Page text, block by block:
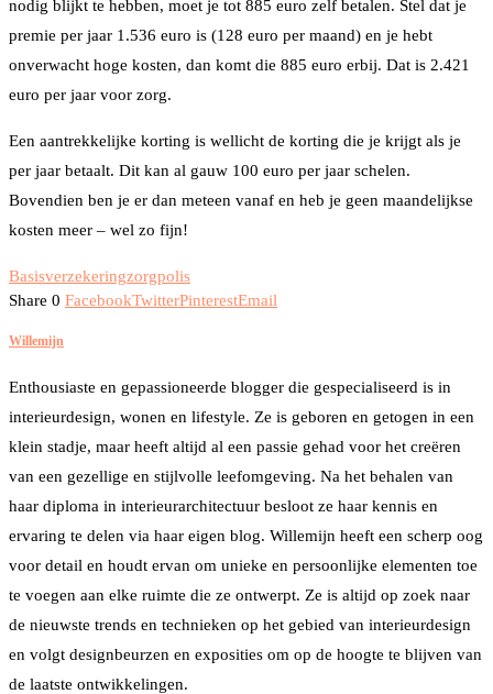
nodig blijkt te hebben, moet je tot 885 euro zelf betalen. Stel dat je
premie per jaar 1.536 euro is (128 euro per maand) en je hebt
onverwacht hoge kosten, dan komt die 885 euro erbij. Dat is 2.421
euro per jaar voor zorg.
Een aantrekkelijke korting is wellicht de korting die je krijgt als je
per jaar betaalt. Dit kan al gauw 100 euro per jaar schelen.
Bovendien ben je er dan meteen vanaf en heb je geen maandelijkse
kosten meer – wel zo fijn!
Basisverzekeringzorgpolis
Share 0 FacebookTwitterPinterestEmail
Willemijn
Enthousiaste en gepassioneerde blogger die gespecialiseerd is in
interieurdesign, wonen en lifestyle. Ze is geboren en getogen in een
klein stadje, maar heeft altijd al een passie gehad voor het creëren
van een gezellige en stijlvolle leefomgeving. Na het behalen van
haar diploma in interieurarchitectuur besloot ze haar kennis en
ervaring te delen via haar eigen blog. Willemijn heeft een scherp oog
voor detail en houdt ervan om unieke en persoonlijke elementen toe
te voegen aan elke ruimte die ze ontwerpt. Ze is altijd op zoek naar
de nieuwste trends en technieken op het gebied van interieurdesign
en volgt designbeurzen en exposities om op de hoogte te blijven van
de laatste ontwikkelingen.